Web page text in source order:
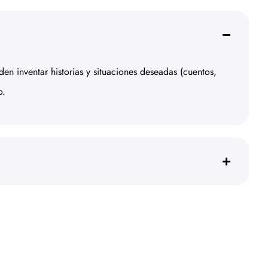
inventar historias y situaciones deseadas (cuentos,